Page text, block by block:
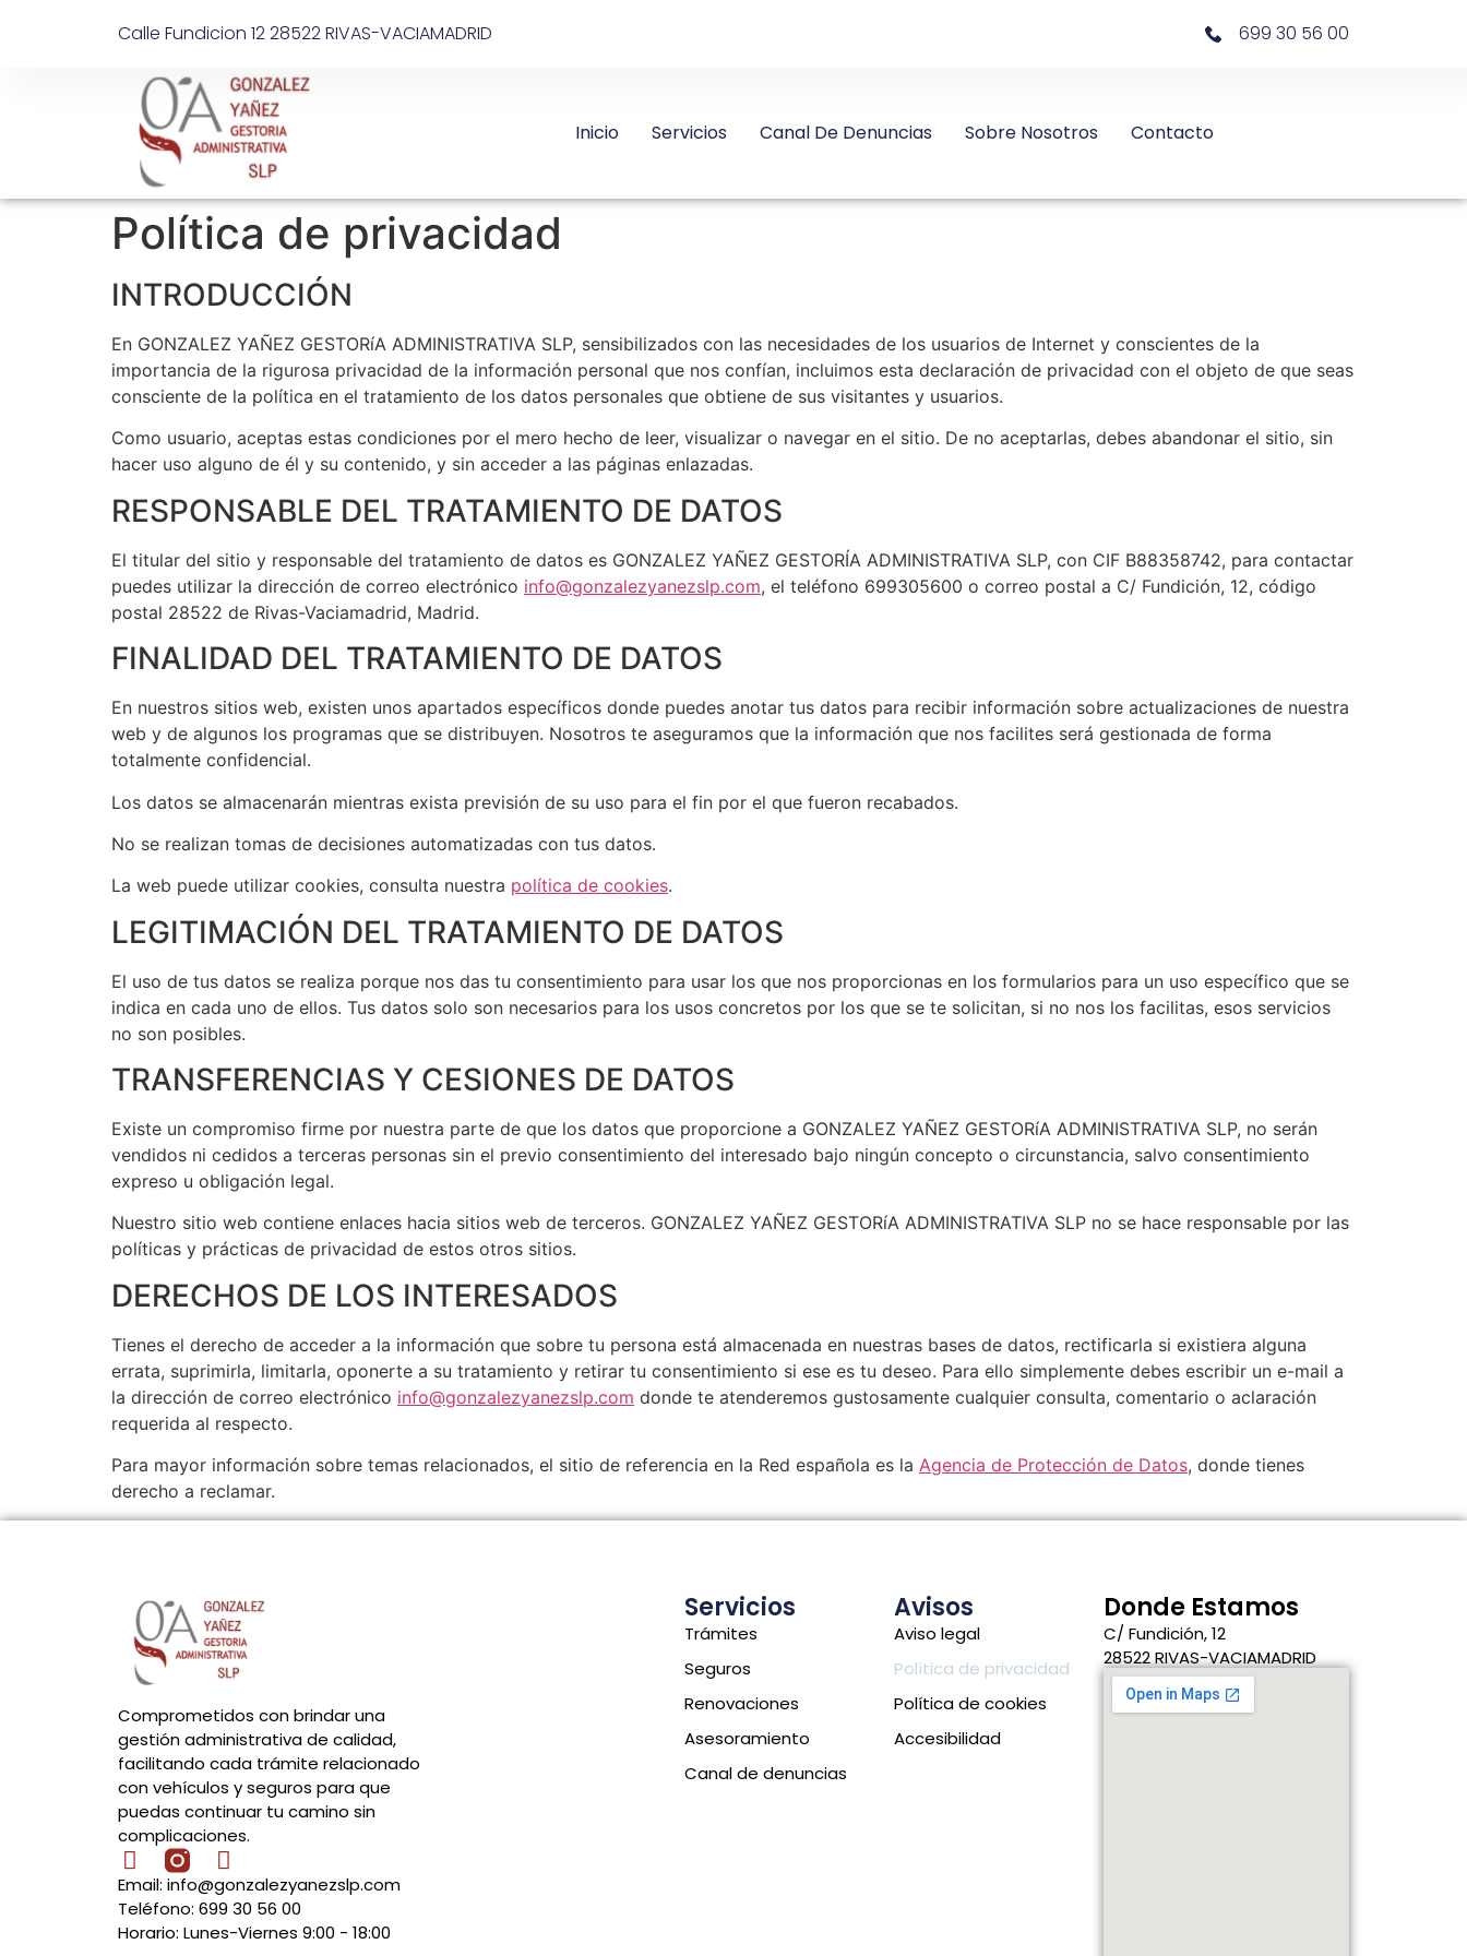
Calle Fundicion 12 28522 RIVAS-VACIAMADRID 699 30 56 00
Inicio Servicios Canal De Denuncias Sobre Nosotros Contacto
Política de privacidad
INTRODUCCIÓN
En GONZALEZ YAÑEZ GESTORíA ADMINISTRATIVA SLP, sensibilizados con las necesidades de los usuarios de Internet y conscientes de la
importancia de la rigurosa privacidad de la información personal que nos confían, incluimos esta declaración de privacidad con el objeto de que seas
consciente de la política en el tratamiento de los datos personales que obtiene de sus visitantes y usuarios.
Como usuario, aceptas estas condiciones por el mero hecho de leer, visualizar o navegar en el sitio. De no aceptarlas, debes abandonar el sitio, sin
hacer uso alguno de él y su contenido, y sin acceder a las páginas enlazadas.
RESPONSABLE DEL TRATAMIENTO DE DATOS
El titular del sitio y responsable del tratamiento de datos es GONZALEZ YAÑEZ GESTORÍA ADMINISTRATIVA SLP, con CIF B88358742, para contactar
puedes utilizar la dirección de correo electrónico info@gonzalezyanezslp.com, el teléfono 699305600 o correo postal a C/ Fundición, 12, código
postal 28522 de Rivas-Vaciamadrid, Madrid.
FINALIDAD DEL TRATAMIENTO DE DATOS
En nuestros sitios web, existen unos apartados específicos donde puedes anotar tus datos para recibir información sobre actualizaciones de nuestra
web y de algunos los programas que se distribuyen. Nosotros te aseguramos que la información que nos facilites será gestionada de forma
totalmente confidencial.
Los datos se almacenarán mientras exista previsión de su uso para el fin por el que fueron recabados.
No se realizan tomas de decisiones automatizadas con tus datos.
La web puede utilizar cookies, consulta nuestra política de cookies.
LEGITIMACIÓN DEL TRATAMIENTO DE DATOS
El uso de tus datos se realiza porque nos das tu consentimiento para usar los que nos proporcionas en los formularios para un uso específico que se
indica en cada uno de ellos. Tus datos solo son necesarios para los usos concretos por los que se te solicitan, si no nos los facilitas, esos servicios
no son posibles.
TRANSFERENCIAS Y CESIONES DE DATOS
Existe un compromiso firme por nuestra parte de que los datos que proporcione a GONZALEZ YAÑEZ GESTORíA ADMINISTRATIVA SLP, no serán
vendidos ni cedidos a terceras personas sin el previo consentimiento del interesado bajo ningún concepto o circunstancia, salvo consentimiento
expreso u obligación legal.
Nuestro sitio web contiene enlaces hacia sitios web de terceros. GONZALEZ YAÑEZ GESTORíA ADMINISTRATIVA SLP no se hace responsable por las
políticas y prácticas de privacidad de estos otros sitios.
DERECHOS DE LOS INTERESADOS
Tienes el derecho de acceder a la información que sobre tu persona está almacenada en nuestras bases de datos, rectificarla si existiera alguna
errata, suprimirla, limitarla, oponerte a su tratamiento y retirar tu consentimiento si ese es tu deseo. Para ello simplemente debes escribir un e-mail a
la dirección de correo electrónico info@gonzalezyanezslp.com donde te atenderemos gustosamente cualquier consulta, comentario o aclaración
requerida al respecto.
Para mayor información sobre temas relacionados, el sitio de referencia en la Red española es la Agencia de Protección de Datos, donde tienes
derecho a reclamar.
Comprometidos con brindar una
gestión administrativa de calidad,
facilitando cada trámite relacionado
con vehículos y seguros para que
puedas continuar tu camino sin
complicaciones.
Email: info@gonzalezyanezslp.com
Teléfono: 699 30 56 00
Horario: Lunes-Viernes 9:00 - 18:00
Servicios
Trámites
Seguros
Renovaciones
Asesoramiento
Canal de denuncias
Avisos
Aviso legal
Política de privacidad
Política de cookies
Accesibilidad
Donde Estamos
C/ Fundición, 12
28522 RIVAS-VACIAMADRID